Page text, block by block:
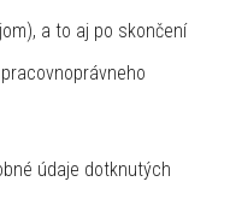
a to aj po skončení
údaje dotknutých